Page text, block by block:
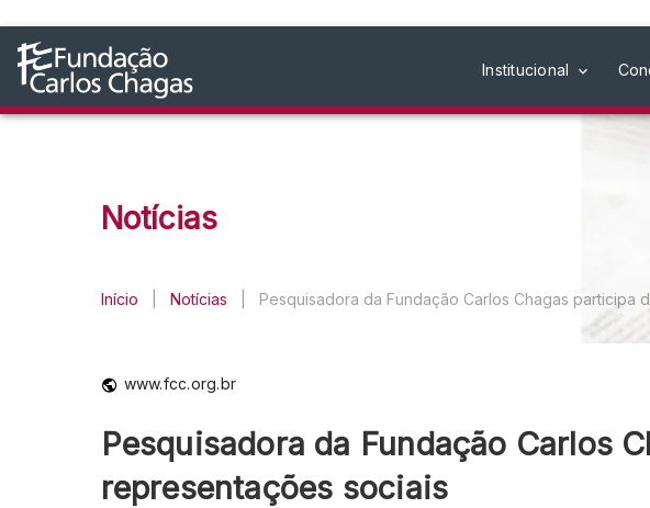
Institucional
Notícias
Início Notícias Pesquisadora da Fundação Carlos Chagas
www.fcc.org.br
Pesquisadora da Fundação Carlos
representações sociais